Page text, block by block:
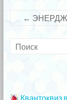
←
Квантоквиз